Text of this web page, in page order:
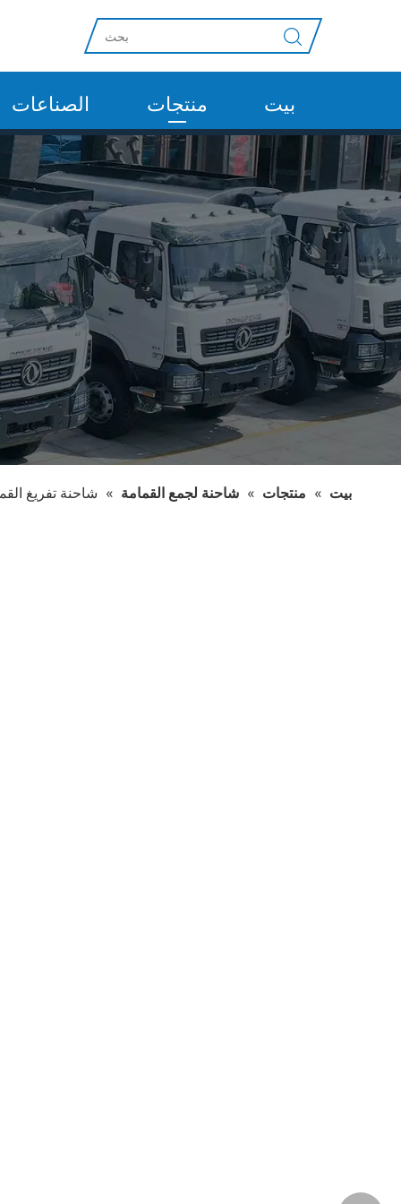
الصناعات منتجات بيت
بيت » منتجات » شاحنة لجمع القمامة » شاحنة تفريغ